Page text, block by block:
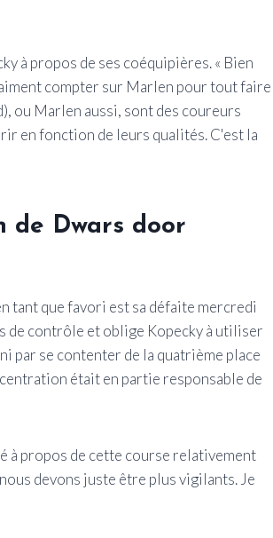
à propos de ses coéquipières. « Bien
compter sur Marlen pour tout faire
ou Marlen aussi, sont des coureurs
en fonction de leurs qualités. C'est la
de Dwars door
tant que favori est sa défaite mercredi
de contrôle et oblige Kopecky à utiliser
par se contenter de la quatrième place
était en partie responsable de
à propos de cette course relativement
devons juste être plus vigilants. Je